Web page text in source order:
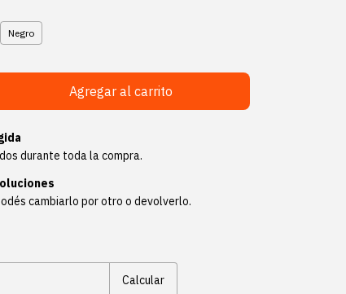
Negro
durante toda la compra.
cambiarlo por otro o devolverlo.
Calcular